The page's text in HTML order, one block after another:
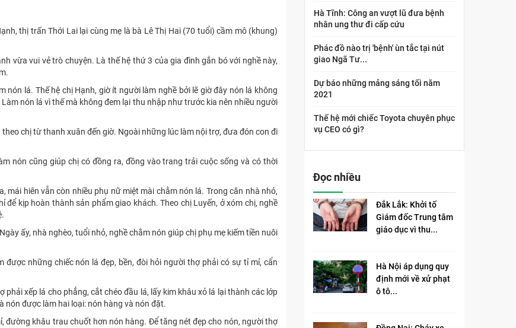
thị trấn Thới Lai lại cùng mẹ là bà Lê Thị Hai (70 tuổi) cầm mô (khung)
vừa vui vẻ trò chuyện. Là thế hệ thứ 3 của gia đình gắn bó với nghề này,
lá. Thế hệ chị Hạnh, giờ ít người làm nghề bởi lẽ giờ đây nón lá không
nón lá vì thế mà không đem lại thu nhập như trước kia nên nhiều người
chị từ thanh xuân đến giờ. Ngoài những lúc làm nội trợ, đưa đón con đi
nón cũng giúp chị có đồng ra, đồng vào trang trải cuộc sống và có thời
mái hiên vẫn còn nhiều phụ nữ miệt mài chằm nón lá. Trong căn nhà nhỏ,
kịp hoàn thành sản phẩm giao khách. Theo chị Luyến, ở xóm chị, nghề
ấy, nhà nghèo, tuổi nhỏ, nghề chằm nón giúp chị phụ mẹ kiếm tiền nuôi
những chiếc nón lá đẹp, bền, đòi hỏi người thợ phải có sự tỉ mỉ, cẩn
xếp lá cho phẳng, cắt chéo đầu lá, lấy kim khâu xỏ lá lại thành các lớp
nón được làm hai loại: nón hàng và nón đặt.
đường khâu trau chuốt hơn nón hàng. Để tăng nét đẹp cho nón, người thợ
Hà Tĩnh: Công an vượt lũ đưa bệnh
nhân ung thư đi cấp cứu
Phác đồ nào trị 'bệnh' ùn tắc tại nút
giao Ngã Tư...
Dự báo những mảng sáng tối năm
2021
Thế hệ mới chiếc Toyota chuyên phục
vụ CEO có gì?
Đọc nhiều
Đắk Lắk: Khởi tố
Giám đốc Trung tâm
giáo dục vì thu...
Hà Nội áp dụng quy
định mới về xử phạt
ô tô...